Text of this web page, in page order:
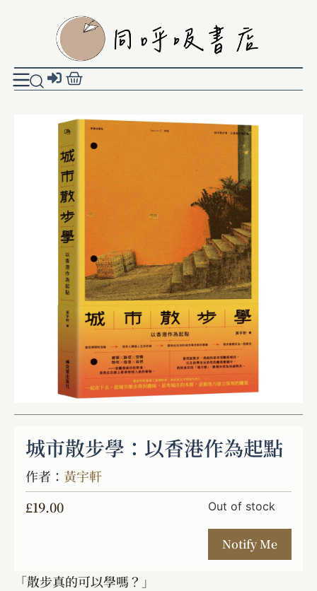
城市散步學：以香港作為起點
作者： 黃宇軒
£19.00 Out of stock
「散步真的可以學嗎？」